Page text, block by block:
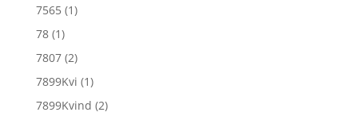
7565 (1)
78 (1)
7807 (2)
7899Kvi (1)
7899Kvind (2)